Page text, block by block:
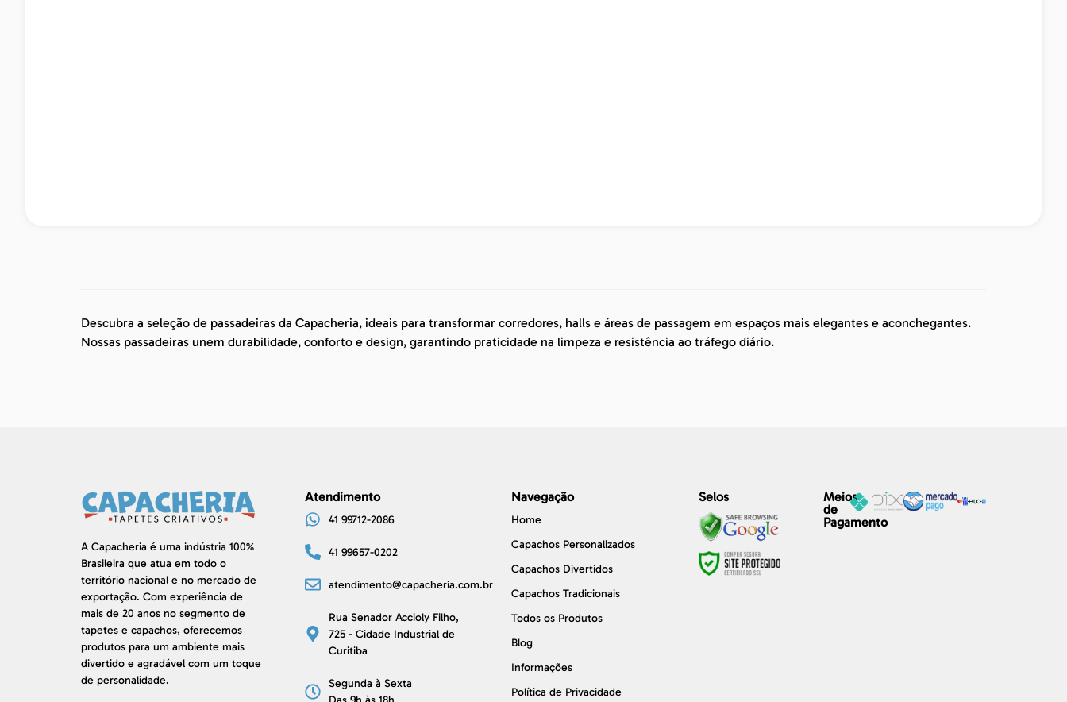
Descubra a seleção de passadeiras da Capacheria, ideais para transformar corredores, halls e áreas de passagem em espaços mais elegantes e aconchegantes.
Nossas passadeiras unem durabilidade, conforto e design, garantindo praticidade na limpeza e resistência ao tráfego diário.
A Capacheria é uma indústria 100%
Brasileira que atua em todo o
território nacional e no mercado de
exportação. Com experiência de
mais de 20 anos no segmento de
tapetes e capachos, oferecemos
produtos para um ambiente mais
divertido e agradável com um toque
de personalidade.
Atendimento
41 99712-2086
41 99657-0202
atendimento@capacheria.com.br
Rua Senador Accioly Filho,
725 - Cidade Industrial de
Curitiba
Segunda à Sexta
Navegação
Home
Capachos Personalizados
Capachos Divertidos
Capachos Tradicionais
Todos os Produtos
Blog
Informações
Política de Privacidade
Selos
Meios
de
Pagamento